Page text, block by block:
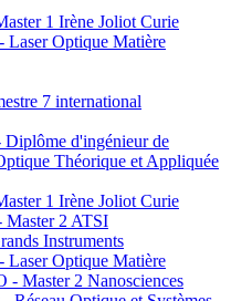
1 Irène Joliot Curie
Optique Matière
7 international
d'ingénieur de
Théorique et Appliquée
1 Irène Joliot Curie
2 ATSI
Instruments
Optique Matière
Master 2 Nanosciences